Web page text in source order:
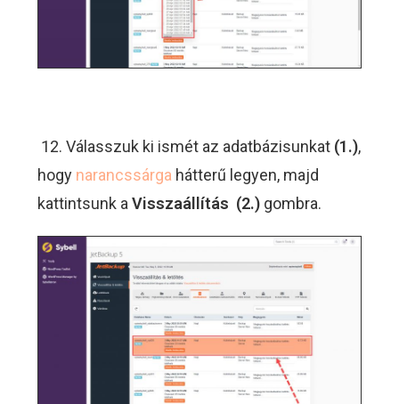
12. Válasszuk ki ismét az adatbázisunkat (1.),
hogy narancssárga hátterű legyen, majd
kattintsunk aVisszaállítás (2.) gombra.